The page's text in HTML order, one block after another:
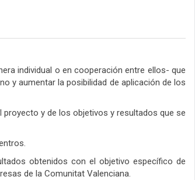
individual o en cooperación entre ellos- que
y aumentar la posibilidad de aplicación de los
y de los objetivos y resultados que se
obtenidos con el objetivo específico de
de la Comunitat Valenciana.